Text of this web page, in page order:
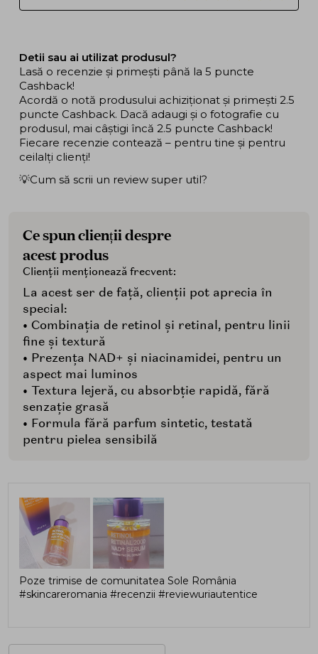
Detii sau ai utilizat produsul?
Lasă o recenzie și primești până la 5 puncte
Cashback!
Acordă o notă produsului achiziționat și primești 2.5
puncte Cashback. Dacă adaugi și o fotografie cu
produsul, mai câștigi încă 2.5 puncte Cashback!
Fiecare recenzie contează – pentru tine și pentru
ceilalți clienți!
💡Cum să scrii un review super util?
Ce spun clienții despre
acest produs
Clienții menționează frecvent:
La acest ser de față, clienții pot aprecia în
special:
• Combinația de retinol și retinal, pentru linii
fine și textură
• Prezența NAD+ și niacinamidei, pentru un
aspect mai luminos
• Textura lejeră, cu absorbție rapidă, fără
senzație grasă
• Formula fără parfum sintetic, testată
pentru pielea sensibilă
Poze trimise de comunitatea Sole România
#skincareromania #recenzii #reviewuriautentice